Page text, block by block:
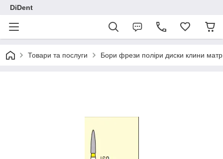
DiDent
Товари та послуги Бори фрези поліри диски клини